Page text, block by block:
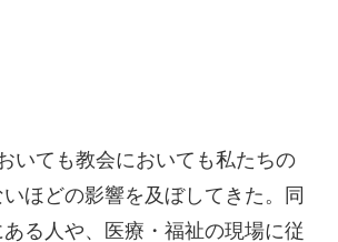
いても教会においても私たちの
ほどの影響を及ぼしてきた。同
る人や、医療・福祉の現場に従